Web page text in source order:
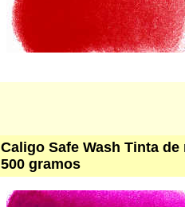
Caligo Safe Wash Tinta
500 gramos